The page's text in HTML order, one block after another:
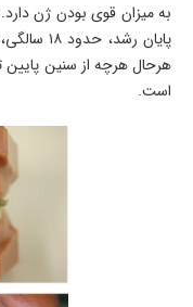
به میزان قوی بودن ژن
پایان
هرحال هرچه از سنین پایین
است.